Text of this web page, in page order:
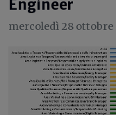
Engineer
mercoledì 28 ottobre